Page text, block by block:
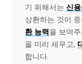
기 위해서는 신
상환하는 것이
환 능력을 보여
을 미리 세우고,
합니다.